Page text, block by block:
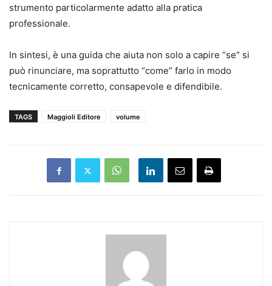
strumento particolarmente adatto alla pratica
professionale.
In sintesi, è una guida che aiuta non solo a capire “se” si
può rinunciare, ma soprattutto “come” farlo in modo
tecnicamente corretto, consapevole e difendibile.
TAGS Maggioli Editore volume